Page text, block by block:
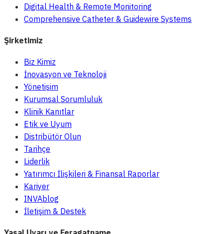
Digital Health & Remote Monitoring
Comprehensive Catheter & Guidewire Systems
Şirketimiz
Biz Kimiz
İnovasyon ve Teknoloji
Yönetişim
Kurumsal Sorumluluk
Klinik Kanıtlar
Etik ve Uyum
Distribütör Olun
Tarihçe
Liderlik
Yatırımcı İlişkileri & Finansal Raporlar
Kariyer
INVAblog
İletişim & Destek